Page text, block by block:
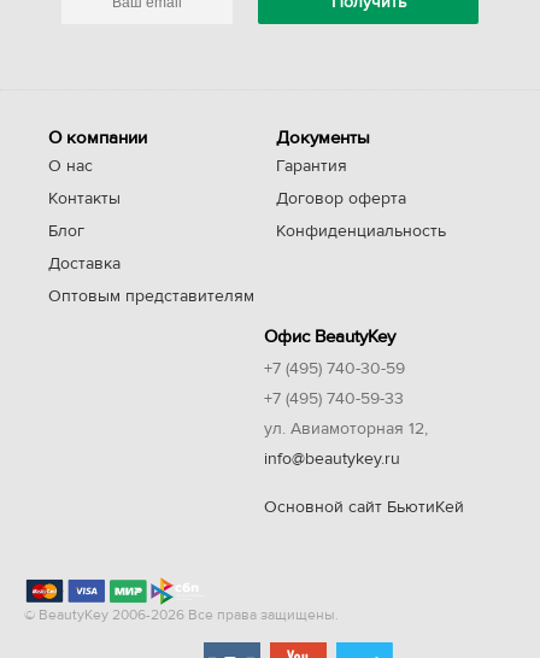
О компании
О нас
Контакты
Блог
Доставка
Оптовым представителям
Документы
Гарантия
Договор оферта
Конфиденциальность
Офис BeautyKey
+7 (495) 740-30-59
+7 (495) 740-59-33
ул. Авиамоторная 12,
info@beautykey.ru
Основной сайт БьютиКей
© BeautyKey 2006-2026 Все права защищены.